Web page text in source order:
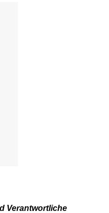
Verantwortliche